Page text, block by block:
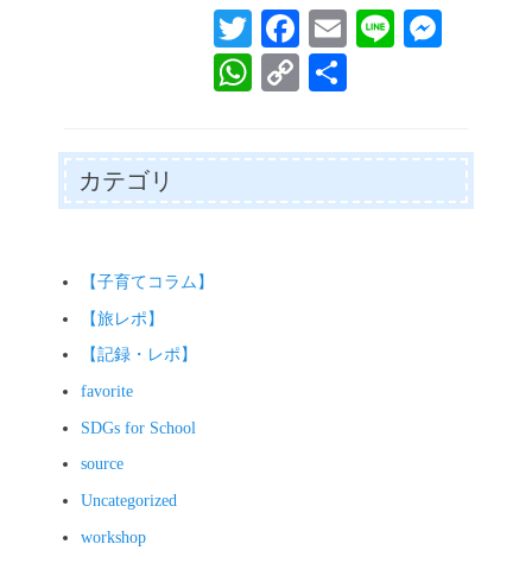
T
wi
tte
r
Fa
ce
bo
ok
E
Li
ng
er
W
ts
C
y
カテゴリ
【子育てコラム】
【旅レポ】
【記録・レポ】
favorite
SDGs for School
source
Uncategorized
workshop